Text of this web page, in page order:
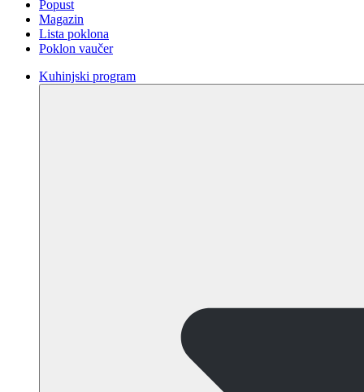
Popust
Magazin
Lista poklona
Poklon vaučer
Kuhinjski program